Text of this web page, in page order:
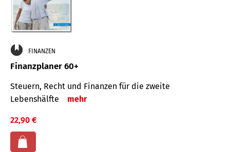
FINANZEN
Finanzplaner 60+
Steuern, Recht und Finanzen für die zweite
Lebenshälfte
mehr
22,90 €